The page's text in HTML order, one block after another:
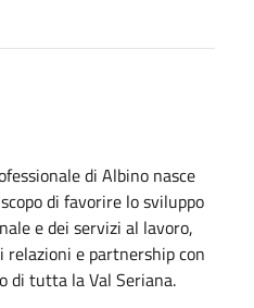
di Albino nasce
di favorire lo sviluppo
e dei servizi al lavoro,
e partnership con
di tutta la Val Seriana.